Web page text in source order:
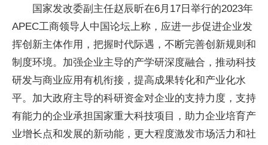
国家发改委副主任赵辰昕在6月17日举行的2023年
APEC工商领导人中国论坛上称，应进一步促进企业发
挥创新主体作用，把握时代际遇，不断完善创新规则和
制度环境。加强企业主导的产学研深度融合，推动科技
研发与商业应用有机衔接，提高成果转化和产业化水
平。加大政府主导的科研资金对企业的支持力度，支持
有能力的企业承担国家重大科技项目，助力企业培育产
业增长点和发展的新动能，更大程度激发市场活力和社